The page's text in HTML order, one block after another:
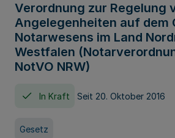
Verordnung zur Regelung
Angelegenheiten auf dem
Notarwesens im Land
Westfalen
NotVO NRW)
In Kraft Seit 20. Oktober 2016
Gesetz